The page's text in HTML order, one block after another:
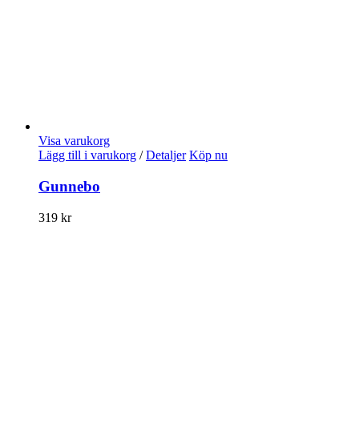
Visa varukorg
Lägg till i varukorg / Detaljer Köp nu
Gunnebo
319 kr